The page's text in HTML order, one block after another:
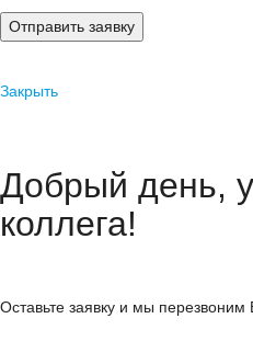
Отправить заявку
Закрыть
Добрый день,
коллега!
Оставьте заявку и мы